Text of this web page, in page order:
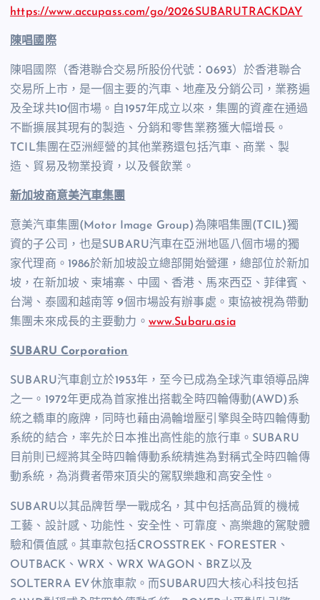
https://www.accupass.com/go/2026SUBARUTRACKDAY
陳唱國際
陳唱國際（香港聯合交易所股份代號：0693）於香港聯合
交易所上市，是一個主要的汽車、地產及分銷公司，業務遍
及全球共10個市場。自1957年成立以來，集團的資產在通過
不斷擴展其現有的製造、分銷和零售業務獲大幅增長。
TCIL集團在亞洲經營的其他業務還包括汽車、商業、製
造、貿易及物業投資，以及餐飲業。
新加坡商意美汽車集團
意美汽車集團(Motor Image Group)為陳唱集團(TCIL)獨
資的子公司，也是SUBARU汽車在亞洲地區八個市場的獨
家代理商。1986於新加坡設立總部開始營運，總部位於新加
坡，在新加坡、柬埔寨、中國、香港、馬來西亞、菲律賓、
台灣、泰國和越南等 9個市場設有辦事處。東協被視為帶動
集團未來成長的主要動力。 www.Subaru.asia
SUBARU Corporation
SUBARU汽車創立於1953年，至今已成為全球汽車領導品牌
之一。1972年更成為首家推出搭載全時四輪傳動(AWD)系
統之轎車的廠牌，同時也藉由渦輪增壓引擎與全時四輪傳動
系統的結合，率先於日本推出高性能的旅行車。SUBARU
目前則已經將其全時四輪傳動系統精進為對稱式全時四輪傳
動系統，為消費者帶來頂尖的駕馭樂趣和高安全性。
SUBARU以其品牌哲學一戰成名，其中包括高品質的機械
工藝、設計感、功能性、安全性、可靠度、高樂趣的駕駛體
驗和價值感。其車款包括CROSSTREK、FORESTER、
OUTBACK、WRX、WRX WAGON、BRZ以及
SOLTERRA EV休旅車款。而SUBARU四大核心科技包括